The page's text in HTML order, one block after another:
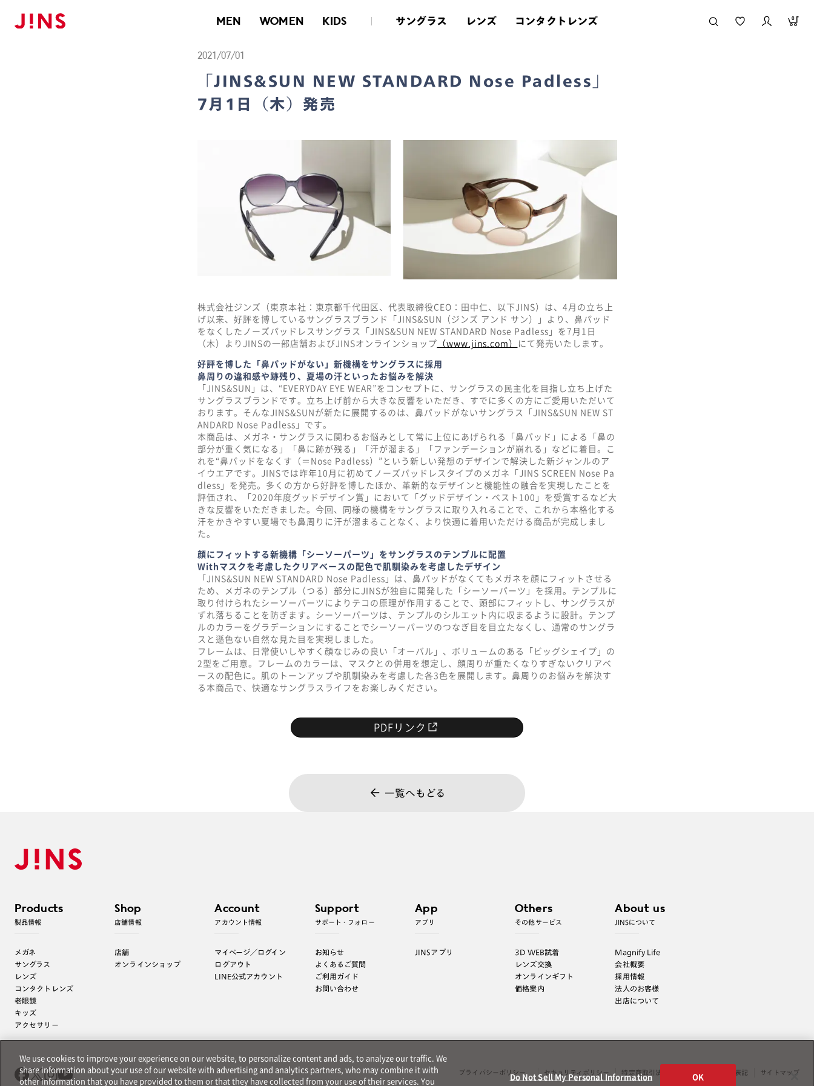
MEN WOMEN KIDS サングラス レンズ コンタクトレンズ 0
メガネのJINS TOP
2021/07/01
「JINS&SUN NEW STANDARD Nose Padless」
7月1日（木）発売
株式会社ジンズ（東京本社：東京都千代田区、代表取締役CEO：田中仁、以下JINS）は、4月の立ち上
げ以来、好評を博しているサングラスブランド「JINS&SUN（ジンズ アンド サン）」より、鼻パッド
をなくしたノーズパッドレスサングラス「JINS&SUN NEW STANDARD Nose Padless」を7月1日
（木）よりJINSの一部店舗およびJINSオンラインショップ （www.jins.com） にて発売いたします。
好評を博した「鼻パッドがない」新機構をサングラスに採用
鼻周りの違和感や跡残り、夏場の汗といったお悩みを解決
「JINS&SUN」は、“EVERYDAY EYE WEAR”をコンセプトに、サングラスの民主化を目指し立ち上げた
サングラスブランドです。立ち上げ前から大きな反響をいただき、すでに多くの方にご愛用いただいて
おります。そんなJINS&SUNが新たに展開するのは、鼻パッドがないサングラス「JINS&SUN NEW ST
ANDARD Nose Padless」です。
本商品は、メガネ・サングラスに関わるお悩みとして常に上位にあげられる「鼻パッド」による「鼻の
部分が重く気になる」「鼻に跡が残る」「汗が溜まる」「ファンデーションが崩れる」などに着目。こ
れを“鼻パッドをなくす（＝Nose Padless）”という新しい発想のデザインで解決した新ジャンルのア
イウエアです。JINSでは昨年10月に初めてノーズパッドレスタイプのメガネ「JINS SCREEN Nose Pa
dless」を発売。多くの方から好評を博したほか、革新的なデザインと機能性の融合を実現したことを
評価され、「2020年度グッドデザイン賞」において「グッドデザイン・ベスト100」を受賞するなど大
きな反響をいただきました。今回、同様の機構をサングラスに取り入れることで、これから本格化する
汗をかきやすい夏場でも鼻周りに汗が溜まることなく、より快適に着用いただける商品が完成しまし
た。
顔にフィットする新機構「シーソーパーツ」をサングラスのテンプルに配置
Withマスクを考慮したクリアベースの配色で肌馴染みを考慮したデザイン
「JINS&SUN NEW STANDARD Nose Padless」は、鼻パッドがなくてもメガネを顔にフィットさせる
ため、メガネのテンプル（つる）部分にJINSが独自に開発した「シーソーパーツ」を採用。テンプルに
取り付けられたシーソーパーツによりテコの原理が作用することで、頭部にフィットし、サングラスが
ずれ落ちることを防ぎます。シーソーパーツは、テンプルのシルエット内に収まるように設計。テンプ
ルのカラーをグラデーションにすることでシーソーパーツのつなぎ目を目立たなくし、通常のサングラ
スと遜色ない自然な見た目を実現しました。
フレームは、日常使いしやすく顔なじみの良い「オーバル」、ボリュームのある「ビッグシェイプ」の
2型をご用意。フレームのカラーは、マスクとの併用を想定し、顔周りが重たくなりすぎないクリアベ
ースの配色に。肌のトーンアップや肌馴染みを考慮した各3色を展開します。鼻周りのお悩みを解決す
る本商品で、快適なサングラスライフをお楽しみください。
PDFリンク
一覧へもどる
Products
製品情報
メガネ
サングラス
レンズ
コンタクトレンズ
老眼鏡
キッズ
アクセサリー
Shop
店舗情報
店舗
オンラインショップ
Account
アカウント情報
マイページ／ログイン
ログアウト
LINE公式アカウント
Support
サポート・フォロー
お知らせ
よくあるご質問
ご利用ガイド
お問い合わせ
App
アプリ
JINSアプリ
Others
その他サービス
3D WEB試着
レンズ交換
オンラインギフト
価格案内
About us
JINSについて
Magnify Life
会社概要
採用情報
法人のお客様
出店について
プライバシーポリシー セキュリティポリシー 特定商取引法表示 薬機法に関する表記 サイトマップ
We use cookies to improve your experience on our website, to personalize content and ads, to analyze our traffic. We
share information about your use of our website with advertising and analytics partners, who may combine it with
other information that you have provided to them or that they have collected from your use of their services. You
Do Not Sell My Personal Information OK